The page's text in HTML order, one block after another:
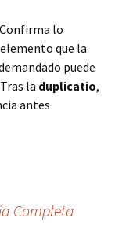
lo
que la
puede
la duplicatio,
antes
Completa